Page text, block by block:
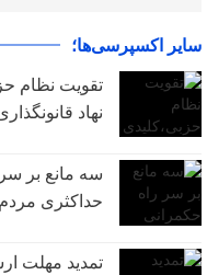
سایر اکسپرسی‌ها؛
تقویت نظام
نهاد
سه مانع بر
حداکثری مردم
تمدید مهلت